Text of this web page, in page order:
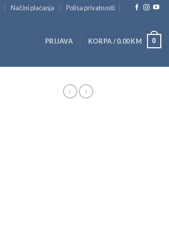
Načini plaćanja Polisa privatnosti
PRIJAVA KORPA /0.00KM 0